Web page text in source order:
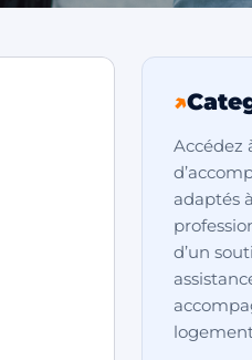
↗
Accédez
adaptés
d’un